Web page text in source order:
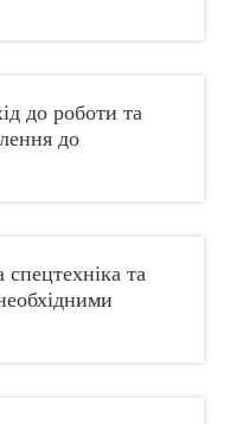
до роботи та
до
та